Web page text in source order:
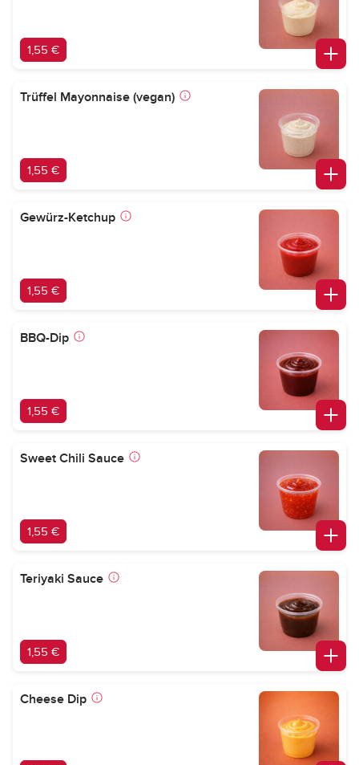
1,55 €
Trüffel Mayonnaise (vegan)
1,55 €
Gewürz-Ketchup
1,55 €
BBQ-Dip
1,55 €
Sweet Chili Sauce
1,55 €
Teriyaki Sauce
1,55 €
Cheese Dip